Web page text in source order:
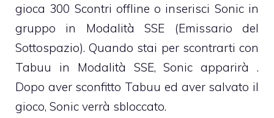
gioca 300 Scontri offline o inserisci Sonic in
gruppo in Modalità SSE (Emissario del
Sottospazio). Quando stai per scontrarti con
Tabuu in Modalità SSE, Sonic apparirà .
Dopo aver sconfitto Tabuu ed aver salvato il
gioco, Sonic verrà sbloccato.